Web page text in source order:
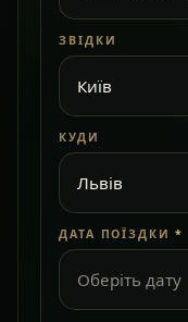
ЗВІДКИ
КУДИ
ДАТА ПОЇЗДКИ *
Оберіть дату